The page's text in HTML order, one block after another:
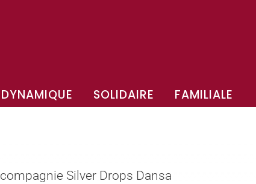
DYNAMIQUE SOLIDAIRE FAMILIALE
compagnie Silver Drops Dansa